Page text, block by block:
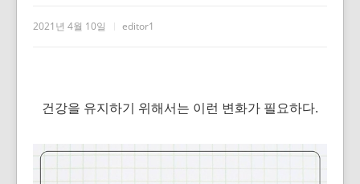
2021년 4월 10일 editor1
건강을 유지하기 위해서는 이런 변화가 필요하다.